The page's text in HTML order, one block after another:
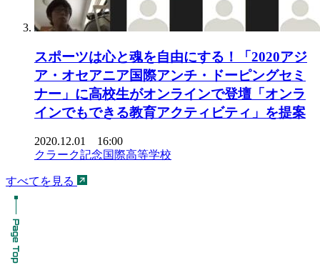
スポーツは心と魂を自由にする！「2020アジ
ア・オセアニア国際アンチ・ドーピングセミ
ナー」に高校生がオンラインで登壇「オンラ
インでもできる教育アクティビティ」を提案
2020.12.01 16:00
クラーク記念国際高等学校
すべてを見る